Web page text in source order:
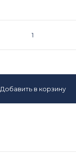
Добавить в корзину